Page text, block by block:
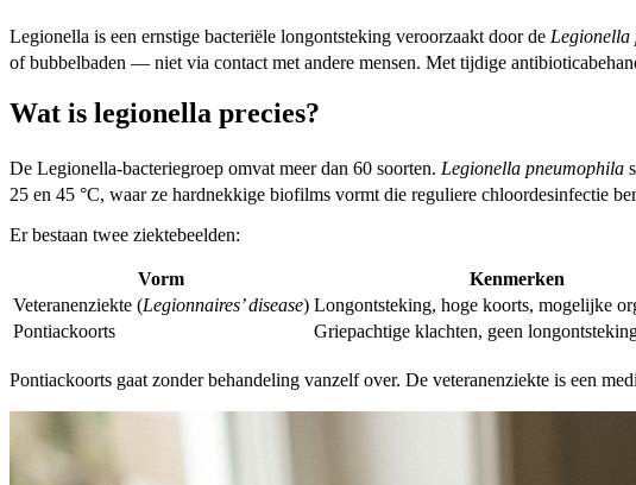
Legionella is een ernstige bacteriële longontsteking veroorzaakt door de Legionella
of bubbelbaden — niet via contact met andere mensen. Met tijdige
Wat is legionella precies?
De Legionella-bacteriegroep omvat meer dan 60 soorten. Legionella pneumophila
25 en 45 °C, waar ze hardnekkige biofilms vormt die reguliere chloordesinfectie
Er bestaan twee ziektebeelden:
Vorm Kenmerken
Veteranenziekte (Legionnaires’ disease) Longontsteking, hoge koorts, mogelijke
Pontiackoorts
Griepachtige klachten, geen
Pontiackoorts gaat zonder behandeling vanzelf over. De veteranenziekte is een